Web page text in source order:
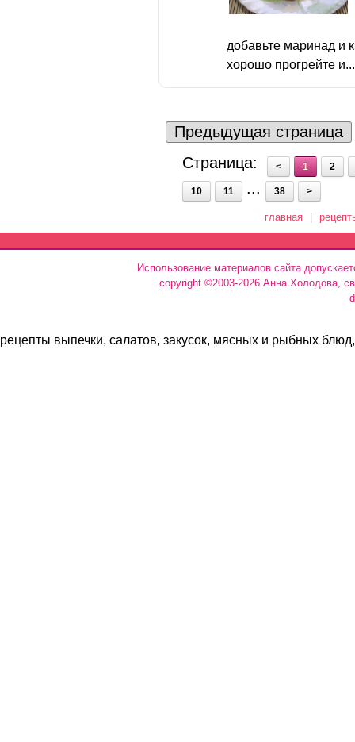
добавьте маринад и
хорошо прогрейте
Предыдущая страница
Страница:
< 1 2
10 11 ... 38 >
главная
Использование материалов сайта
copyright ©2003-2026 Анна Холодова,
рецепты выпечки, салатов, закусок, мясных и рыбных